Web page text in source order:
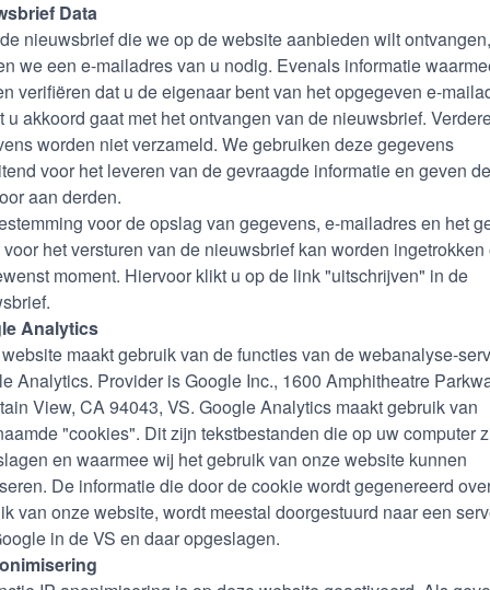
Data
nieuwsbrief die we op de website aanbieden wilt ontvangen,
we een e-mailadres van u nodig. Evenals informatie
verifiëren dat u de eigenaar bent van het opgegeven e-
u akkoord gaat met het ontvangen van de nieuwsbrief.
worden niet verzameld. We gebruiken deze gegevens
voor het leveren van de gevraagde informatie en geven
aan derden.
voor de opslag van gegevens, e-mailadres en het
het versturen van de nieuwsbrief kan worden ingetrokken
moment. Hiervoor klikt u op de link "uitschrijven" in de
Analytics
maakt gebruik van de functies van de webanalyse-
Analytics. Provider is Google Inc., 1600 Amphitheatre
View, CA 94043, VS. Google Analytics maakt gebruik van
"cookies". Dit zijn tekstbestanden die op uw computer
en waarmee wij het gebruik van onze website kunnen
De informatie die door de cookie wordt gegenereerd
van onze website, wordt meestal doorgestuurd naar een
in de VS en daar opgeslagen.